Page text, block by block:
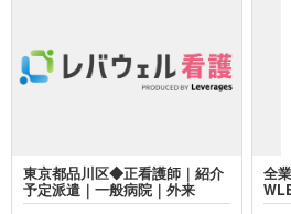
東京都品川区◆正看護師｜紹介
予定派遣｜一般病院｜外来
全